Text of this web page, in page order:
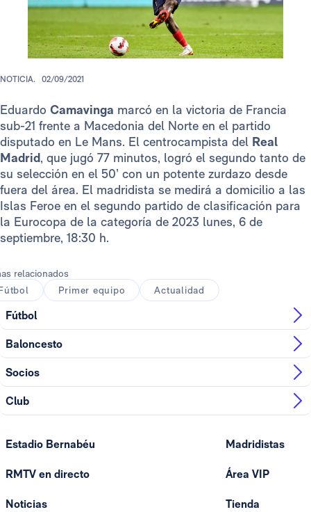
NOTICIA. 02/09/2021
Eduardo Camavinga marcó en la victoria de Francia
sub-21 frente a Macedonia del Norte en el partido
disputado en Le Mans. El centrocampista del Real
Madrid, que jugó 77 minutos, logró el segundo tanto de
su selección en el 50’ con un potente zurdazo desde
fuera del área. El madridista se medirá a domicilio a las
Islas Feroe en el segundo partido de clasificación para
la Eurocopa de la categoría de 2023 lunes, 6 de
septiembre, 18:30 h.
relacionados
Primer equipo Actualidad
Fútbol
Baloncesto
Socios
Club
Estadio Bernabéu
RMTV en directo
Noticias
Madridistas
Área VIP
Tienda